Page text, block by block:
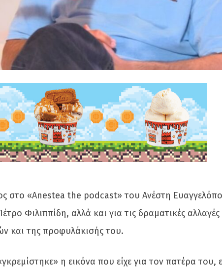
στο «Anestea the podcast» του Ανέστη
Φιλιππίδη, αλλά και για τις δραματικές
και της προφυλάκισής του.
η εικόνα που είχε για τον πατέρα του,